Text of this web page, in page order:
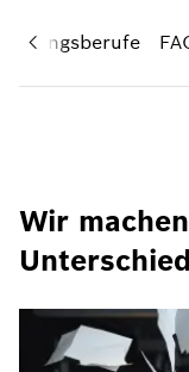
Wir
Unterschied